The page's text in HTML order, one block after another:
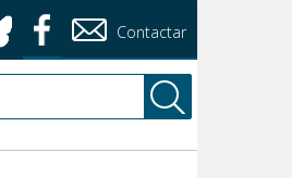
Contactar